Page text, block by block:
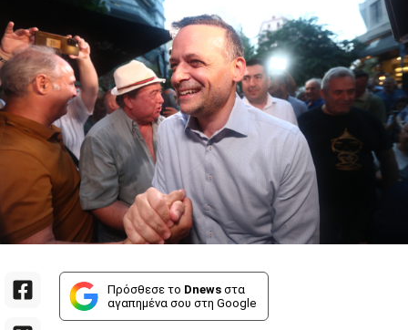
Πρόσθεσε το Dnews στα
αγαπημένα σου στη Google